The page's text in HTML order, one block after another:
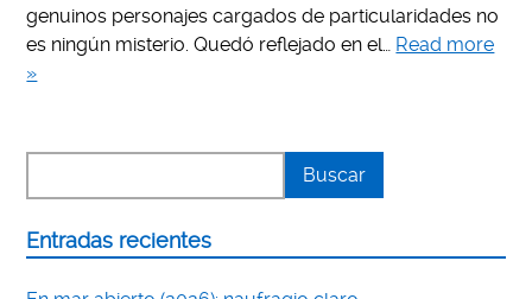
genuinos personajes cargados de particularidades no
es ningún misterio. Quedó reflejado en el… Read more
»
Entradas recientes